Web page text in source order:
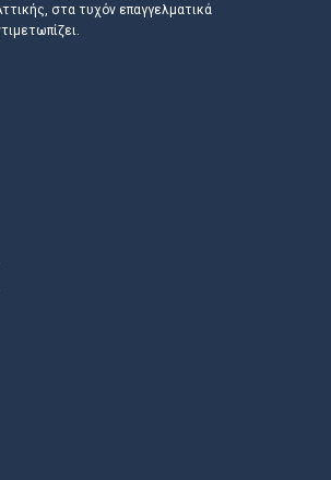
στα τυχόν επαγγελματικά